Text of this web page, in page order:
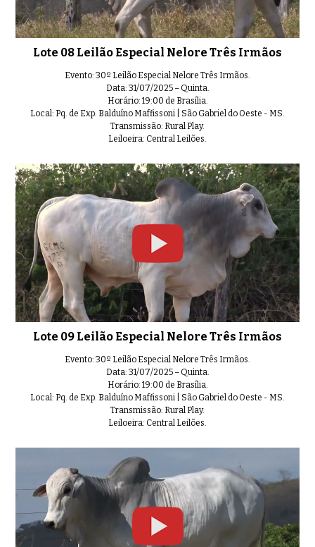
Lote 08 Leilão Especial Nelore Três Irmãos
Evento: 30º Leilão Especial Nelore Três Irmãos.
Data: 31/07/2025 – Quinta.
Horário: 19:00 de Brasília.
Local: Pq. de Exp. Balduíno Maffissoni | São Gabriel do Oeste - MS.
Transmissão: Rural Play.
Leiloeira: Central Leilões.
Lote 09 Leilão Especial Nelore Três Irmãos
Evento: 30º Leilão Especial Nelore Três Irmãos.
Data: 31/07/2025 – Quinta.
Horário: 19:00 de Brasília.
Local: Pq. de Exp. Balduíno Maffissoni | São Gabriel do Oeste - MS.
Transmissão: Rural Play.
Leiloeira: Central Leilões.